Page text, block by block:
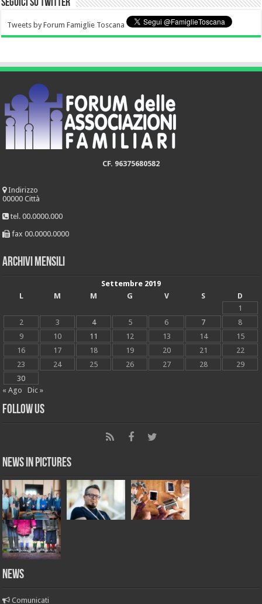
Seguici su Twitter
Tweets by Forum Famiglie Toscana
CF. 96375680582
Indirizzo
00000 Città
tel. 00.0000.000
fax 00.0000.0000
Archivi mensili
Settembre 2019
L
M M G V S
D
1
2
3 4 5 6 7
8
9
10 11 12 13 14
15
16
17 18 19 20 21
22
23
24 25 26 27 28
29
30
« Ago
Dic »
Follow Us
News in Pictures
NEWS
Comunicati